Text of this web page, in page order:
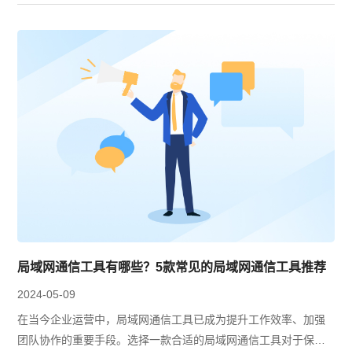
局域网通信工具有哪些？5款常见的局域网通信工具推荐
2024-05-09
在当今企业运营中，局域网通信工具已成为提升工作效率、加强
团队协作的重要手段。选择一款合适的局域网通信工具对于保障